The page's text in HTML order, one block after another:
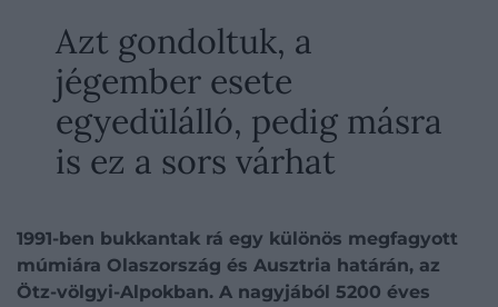
Azt gondoltuk, a
jégember esete
egyedülálló, pedig másra
is ez a sors várhat
1991-ben bukkantak rá egy különös megfagyott
múmiára Olaszország és Ausztria határán, az
Ötz-völgyi-Alpokban. A nagyjából 5200 éves